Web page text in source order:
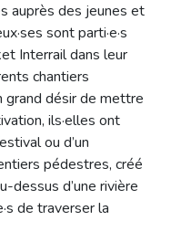
auprès des jeunes et
sont parti·e·s
Interrail dans leur
chantiers
grand désir de mettre
ils·elles ont
ou d’un
pédestres, créé
dessus d’une rivière
de traverser la